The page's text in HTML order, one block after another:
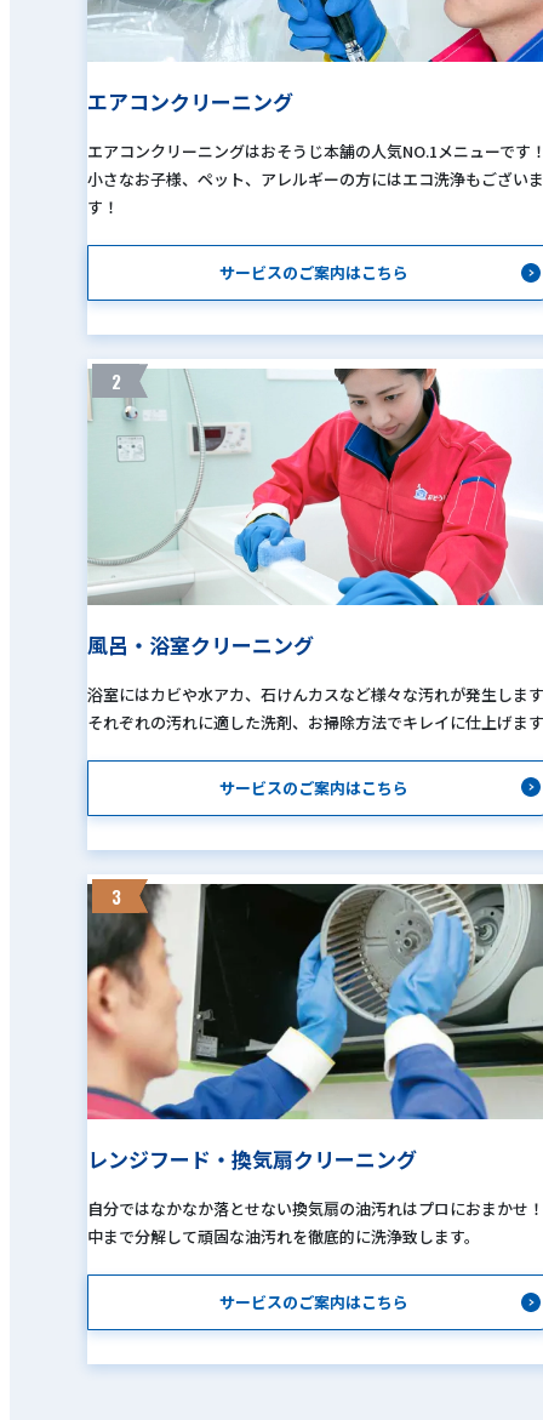
エアコンクリーニング
エアコンクリーニングはおそうじ本舗の人気NO.1メニューです
小さなお子様、ペット、アレルギーの方にはエコ洗浄もございま
す！
サービスのご案内はこちら
2
風呂・浴室クリーニング
浴室にはカビや水アカ、石けんカスなど様々な汚れが発生しま
それぞれの汚れに適した洗剤、お掃除方法でキレイに仕上げま
サービスのご案内はこちら
3
レンジフード・換気扇クリーニング
自分ではなかなか落とせない換気扇の油汚れはプロにおまかせ！
中まで分解して頑固な油汚れを徹底的に洗浄致します。
サービスのご案内はこちら